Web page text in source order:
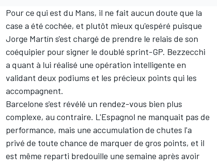
Pour ce qui est du Mans, il ne fait aucun doute que la
case a été cochée, et plutôt mieux qu'espéré puisque
Jorge Martín s'est chargé de prendre le relais de son
coéquipier pour signer le doublé sprint-GP. Bezzecchi
a quant à lui réalisé une opération intelligente en
validant deux podiums et les précieux points qui les
accompagnent.
Barcelone s'est révélé un rendez-vous bien plus
complexe, au contraire. L'Espagnol ne manquait pas de
performance, mais une accumulation de chutes l'a
privé de toute chance de marquer de gros points, et il
est même reparti bredouille une semaine après avoir